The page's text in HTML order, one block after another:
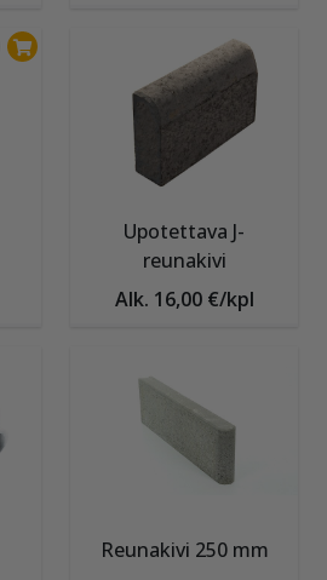
Upotettava J-
reunakivi
Alk. 16,00 €/kpl
Reunakivi 250 mm